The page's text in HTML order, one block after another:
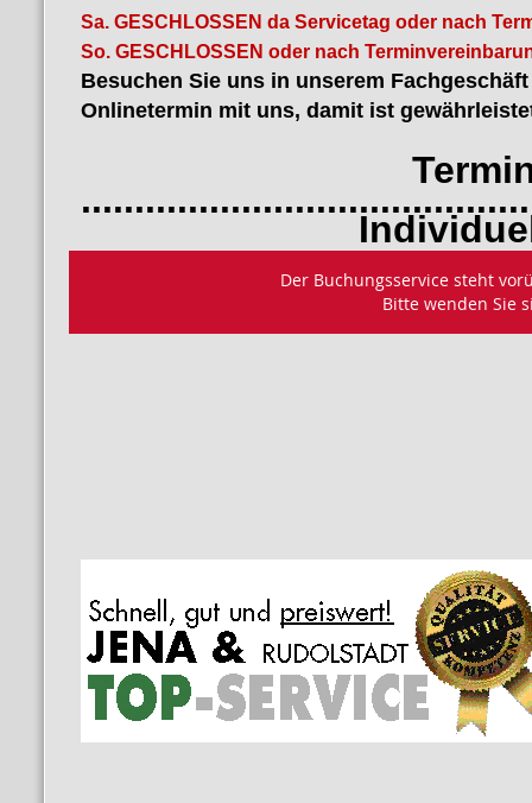
Sa. GESCHLOSSEN da Servicetag oder nach
So. GESCHLOSSEN oder nach
Besuchen Sie uns in unserem
Onlinetermin mit uns, damit ist
Termin
Individuelles